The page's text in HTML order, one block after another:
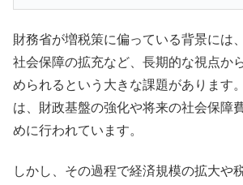
財務省が増税策に偏っている背景には
社会保障の拡充など、長期的な視点か
められるという大きな課題があります
は、財政基盤の強化や将来の社会保障
めに行われています。
しかし、その過程で経済規模の拡大や